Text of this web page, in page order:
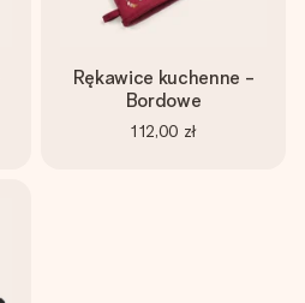
Rękawice kuchenne -
Bordowe
112,00 zł